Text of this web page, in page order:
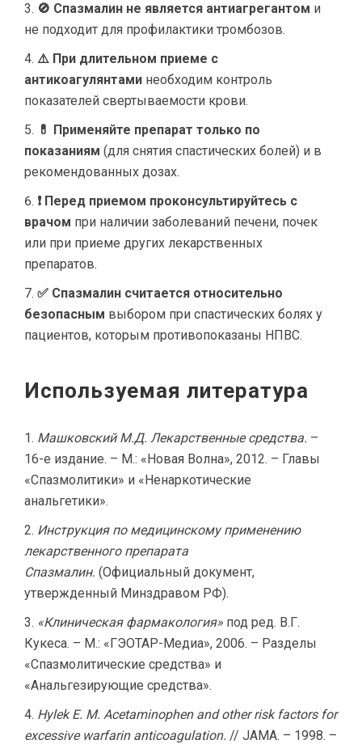
🚫 Спазмалин не является антиагрегантом и
не подходит для профилактики тромбозов.
⚠️ При длительном приеме с
антикоагулянтами необходим контроль
показателей свертываемости крови.
💊 Применяйте препарат только по
показаниям (для снятия спастических болей) и в
рекомендованных дозах.
❗ Перед приемом проконсультируйтесь с
врачом при наличии заболеваний печени, почек
или при приеме других лекарственных
препаратов.
✅ Спазмалин считается относительно
безопасным выбором при спастических болях у
пациентов, которым противопоказаны НПВС.
Используемая литература
Машковский М.Д. Лекарственные средства. –
16-е издание. – М.: «Новая Волна», 2012. – Главы
«Спазмолитики» и «Ненаркотические
анальгетики».
Инструкция по медицинскому применению
лекарственного препарата
Спазмалин. (Официальный документ,
утвержденный Минздравом РФ).
«Клиническая фармакология» под ред. В.Г.
Кукеса. – М.: «ГЭОТАР-Медиа», 2006. – Разделы
«Спазмолитические средства» и
«Анальгезирующие средства».
Hylek E. M. Acetaminophen and other risk factors for
excessive warfarin anticoagulation. // JAMA. – 1998. –